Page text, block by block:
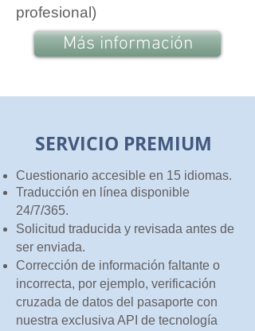
profesional)
Más información
SERVICIO PREMIUM
Cuestionario accesible en 15 idiomas.
Traducción en línea disponible
24/7/365.
Solicitud traducida y revisada antes de
ser enviada.
Corrección de información faltante o
incorrecta, por ejemplo, verificación
cruzada de datos del pasaporte con
nuestra exclusiva API de tecnología